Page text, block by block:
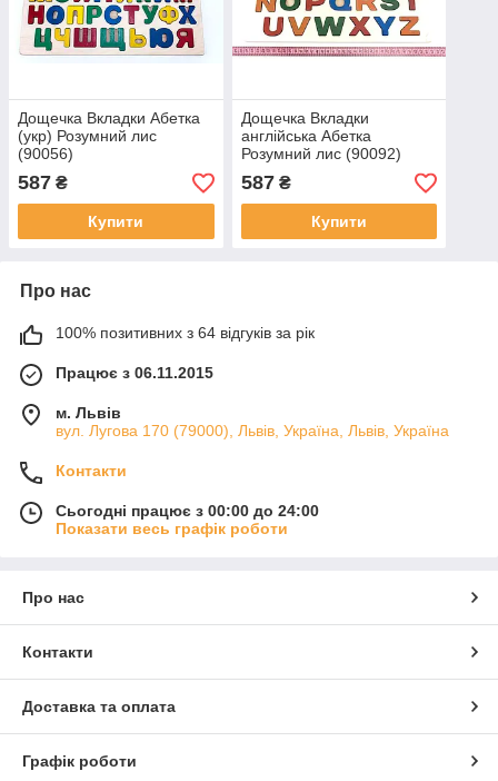
Дощечка Вкладки Абетка
(укр) Розумний лис
(90056)
587 ₴
Купити
Дощечка Вкладки
англійська Абетка
Розумний лис (90092)
587₴
Купити
Про нас
100% позитивних з 64 відгуків за рік
Працює з 06.11.2015
м. Львів
вул. Лугова 170 (79000), Львів, Україна, Львів, Україна
Контакти
Сьогодні працює з 00:00 до 24:00
Показати весь графік роботи
Про нас
Контакти
Доставка та оплата
Графік роботи